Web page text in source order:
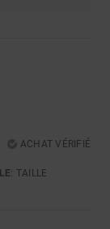
ACHAT VÉRIFIÉ
: TAILLE